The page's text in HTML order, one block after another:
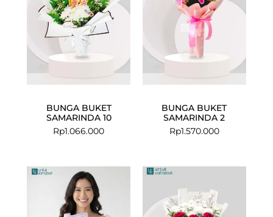
BUNGA BUKET
SAMARINDA 10
Rp1.066.000
BUNGA BUKET
SAMARINDA 2
Rp1.570.000